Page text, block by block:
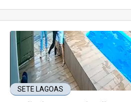
SETE LAGOAS